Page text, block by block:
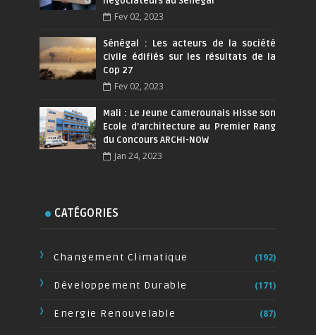
Fev 02, 2023
Sénégal : Les acteurs de la société
civile édifiés sur les résultats de la
Cop 27
Fev 02, 2023
Mali : Le Jeune Camerounais Hisse son
Ecole d’architecture au Premier Rang
du Concours ARCHI-NOW
Jan 24, 2023
CATÉGORIES
Changement Climatique (192)
Développement Durable (171)
Energie Renouvelable (87)